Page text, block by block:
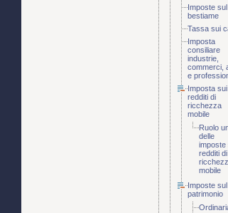
Imposte sul
bestiame
Tassa sui
Imposta
consiliare
industrie,
commerci,
e
Imposta sui
redditi di
ricchezza
mobile
Ruolo
delle
imposte
redditi di
mobile
Imposte sul
patrimonio